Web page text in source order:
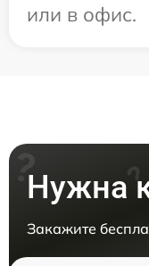
или в офис.
Нужна
Закажите